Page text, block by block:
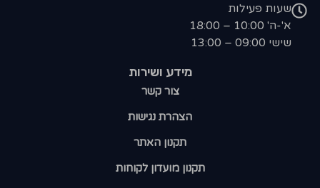
מידע ושירות
צור קשר
הצהרת נגישות
תקנון האתר
תקנון מועדון לקוחות
שעות פעילות
א'-ה' 10:00 – 18:00
שישי 09:00 – 13:00